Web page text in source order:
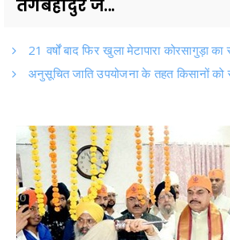
तेगबहादुर ज...
21 वर्षों बाद फिर खुला मेटापारा कोरसागुड़ा
अनुसूचित जाति उपयोजना के तहत किसानों को